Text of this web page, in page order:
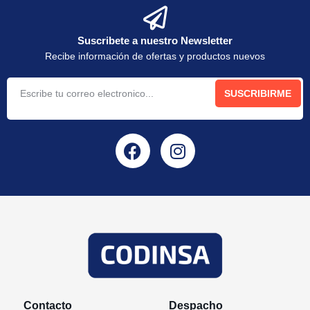
Suscribete a nuestro Newsletter
Recibe información de ofertas y productos nuevos
SUSCRIBIRME
Contacto Despacho